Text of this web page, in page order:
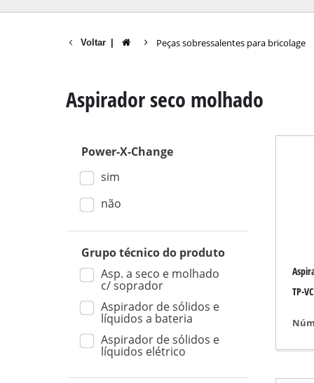
Exercício de
Furadeiras
Serra angular de
Sierras circulares
Serra universal
Serra de fita
Serra de recortar
Voltar Peças sobressalentes para bricolage
Aspirador seco molhado
Power-X-Change
sim
não
Grupo técnico do produto
Asp. a seco e molhado
c/ soprador
Aspirador de sólidos e
líquidos a bateria
Aspirador de sólidos e
líquidos elétrico
TP-